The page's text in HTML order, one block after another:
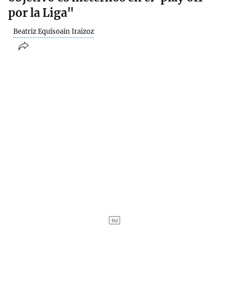
por la Liga"
Beatriz Equísoain Iraizoz